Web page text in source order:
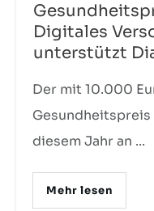
Digitales
unterstützt
Der mit 10.000
Gesundheitspreis
diesem Jahr an ...
Mehr lesen